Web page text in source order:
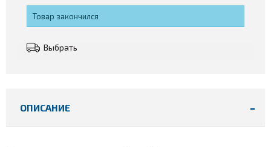
Товар закончился
Выбрать
ОПИСАНИЕ